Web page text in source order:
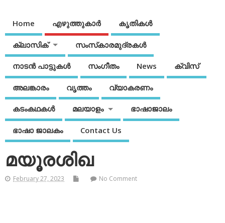
Home എഴുത്തുകാര്‍ കൃതികൾ
ക്ലാസിക് സംസ്‌കാരമുദ്രകള്‍
നാടന്‍ പാട്ടുകള്‍ സംഗീതം News ക്വിസ്
അലങ്കാരം വൃത്തം വ്യാകരണം
കടംകഥകള്‍ മലയാളം ഭാഷാജാലം
ഭാഷാ ജാലകം Contact Us
മയൂരശിഖ
February 27, 2023 No Comment